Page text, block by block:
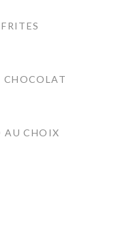
CHOCOLAT
AU CHOIX